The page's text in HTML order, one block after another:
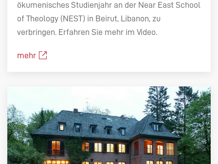
ökumenisches Studienjahr an der Near East School
of Theology (NEST) in Beirut, Libanon, zu
verbringen. Erfahren Sie mehr im Video.
mehr